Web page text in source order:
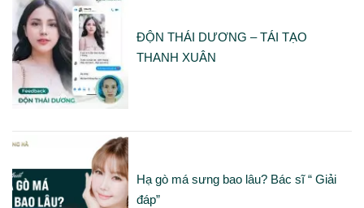
ĐỘN THÁI DƯƠNG – TÁI TẠO
THANH XUÂN
Hạ gò má sưng bao lâu? Bác sĩ “ Giải
đáp”